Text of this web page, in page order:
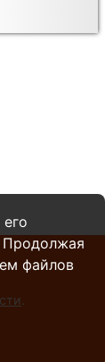
Продолжая
файлов